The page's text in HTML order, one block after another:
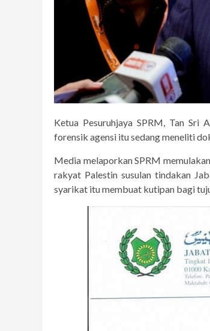
Ketua Pesuruhjaya SPRM, Tan
forensik agensi itu sedang meneliti
Media melaporkan SPRM
rakyat Palestin susulan tindakan
syarikat itu membuat kutipan bagi